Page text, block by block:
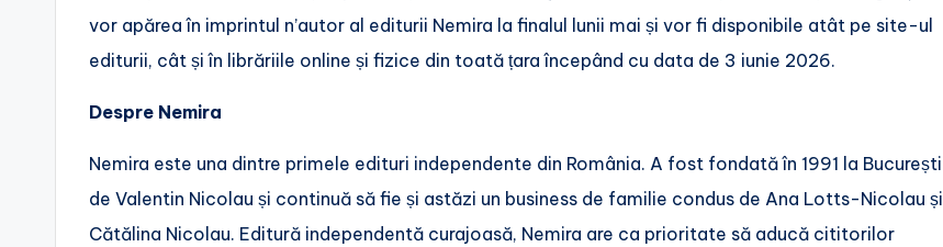
vor apărea în imprintul n’autor al editurii Nemira la finalul lunii mai și vor fi disponibile atât pe site-ul
editurii, cât și în librăriile online și fizice din toată țara începând cu data de 3 iunie 2026.
Despre Nemira
Nemira este una dintre primele edituri independente din România. A fost fondată în 1991 la București
de Valentin Nicolau și continuă să fie și astăzi un business de familie condus de Ana Lotts-Nicolau și
Cătălina Nicolau. Editură independentă curajoasă, Nemira are ca prioritate să aducă cititorilor